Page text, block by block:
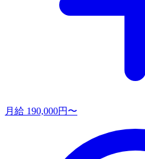
月給 190,000円〜